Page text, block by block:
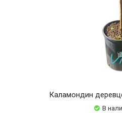
Каламондин
В